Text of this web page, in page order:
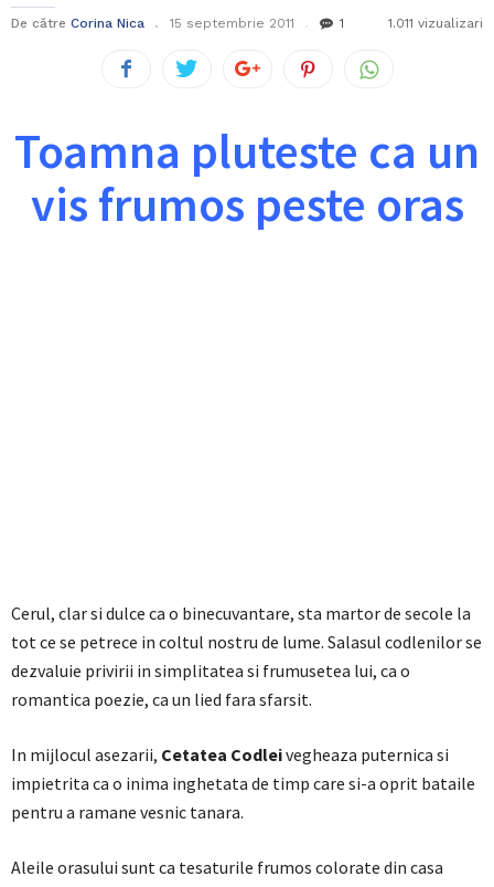
De către Corina Nica 15 septembrie 2011 1 1.011 vizualizari
Toamna pluteste ca un
vis frumos peste oras
Cerul, clar si dulce ca o binecuvantare, sta martor de secole la
tot ce se petrece in coltul nostru de lume. Salasul codlenilor se
dezvaluie privirii in simplitatea si frumusetea lui, ca o
romantica poezie, ca un lied fara sfarsit.
In mijlocul asezarii, Cetatea Codleivegheaza puternica si
impietrita ca o inima inghetata de timp care si-a oprit bataile
pentru a ramane vesnic tanara.
Aleile orasului sunt ca tesaturile frumos colorate din casa